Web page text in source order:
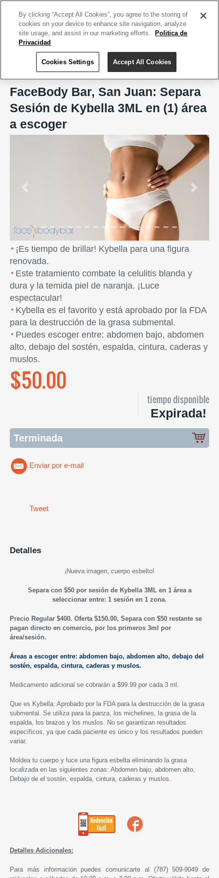
FaceBody Bar, San Juan
FaceBody Bar, San Juan: Separa
Sesión de Kybella 3ML en (1) área
a escoger
Next
¡Es tiempo de brillar! Kybella para una figura
renovada.
Este tratamiento combate la celulitis blanda y
dura y la temida piel de naranja. ¡Luce
espectacular!
Kybella es el favorito y está aprobado por la FDA
para la destrucción de la grasa submental.
Puedes escoger entre: abdomen bajo, abdomen
alto, debajo del sostén, espalda, cintura, caderas y
muslos.
$50.00
tiempo disponible
Expirada!
Terminada
Enviar por e-mail
Tweet
Detalles
¡Nueva imagen, cuerpo esbelto!
Separa con $50 por sesión de Kybella 3ML en 1 área a
seleccionar entre: 1 sesión en 1 zona.
Precio Regular $400. Oferta $150.00, Separa con $50 restante se
pagan directo en comercio, por los primeros 3ml por
área/sesión.
Áreas a escoger entre: abdomen bajo, abdomen alto, debajo del
sostén, espalda, cintura, caderas y muslos.
Medicamento adicional se cobrarán a $99.99 por cada 3 ml.
Que es Kybella: Aprobado por la FDA para la destrucción de la grasa
submental. Se utiliza para la panza, los michelines, la grasa de la
espalda, los brazos y los muslos. No se garantizan resultados
específicos, ya que cada paciente es único y los resultados pueden
variar.
Moldea tu cuerpo y luce una figura esbelta eliminando la grasa
localizada en las siguientes zonas: Abdomen bajo, abdomen alto,
Debajo de el sostén, espalda, cintura, caderas y muslos.
Detalles Adicionales:
Para más información puedes comunicarte al (787) 509-9049 de
By clicking “Accept All Cookies”, you agree to the storing of
cookies on your device to enhance site navigation, analyze
site usage, and assist in our marketing efforts.
Politica de
Privacidad
Cookies Settings Accept All Cookies